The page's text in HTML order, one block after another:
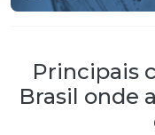
Principais
Brasil onde